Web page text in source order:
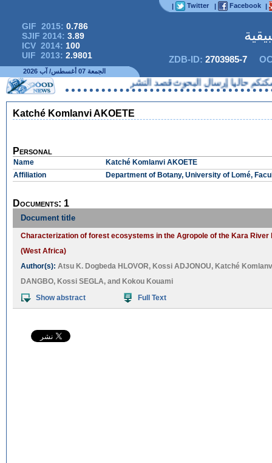
| Twitter | Facebook |
GIF 2015: 0.786
SJIF 2014: 3.89
ICV 2014: 100
UIF 2013: 2.9801 ZDB-ID: 2703985-7
الجمعة 07 أغسطس/ آب 2026
حاليا إرسال البحوث قصد النشر
Katché Komlanvi AKOETE
Personal
Name
Katché Komlanvi AKOETE
Affiliation
Department of Botany, University of Lomé,
Documents: 1
Document title
Characterization of forest ecosystems in the Agropole of the Kara River
(West Africa)
Author(s): Atsu K. Dogbeda HLOVOR, Kossi ADJONOU, Katché
DANGBO, Kossi SEGLA, and Kokou Kouami
Show abstract
Full Text